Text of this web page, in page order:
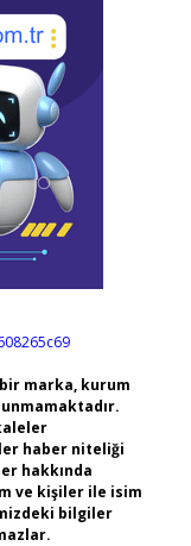
marka, kurum
haber niteliği
hakkında
ve kişiler ile isim
bilgiler